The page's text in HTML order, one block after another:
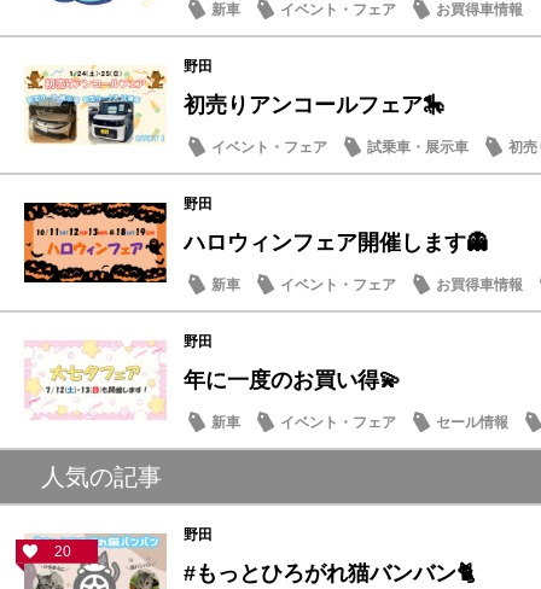
新車 イベント・フェア お買得車情報
野田
初売りアンコールフェア🎠
イベント・フェア 試乗車・展示車 初売
野田
ハロウィンフェア開催します👻
新車 イベント・フェア お買得車情報
野田
年に一度のお買い得💫
新車 イベント・フェア セール情報
人気の記事
20
野田
#もっとひろがれ猫バンバン🐈